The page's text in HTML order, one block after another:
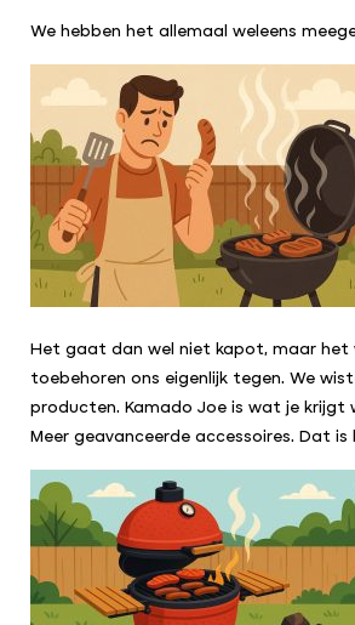
We hebben het allemaal weleens
Het gaat dan wel niet kapot, maar het
toebehoren ons eigenlijk tegen. We
producten. Kamado Joe is wat je krijgt
Meer geavanceerde accessoires. Dat